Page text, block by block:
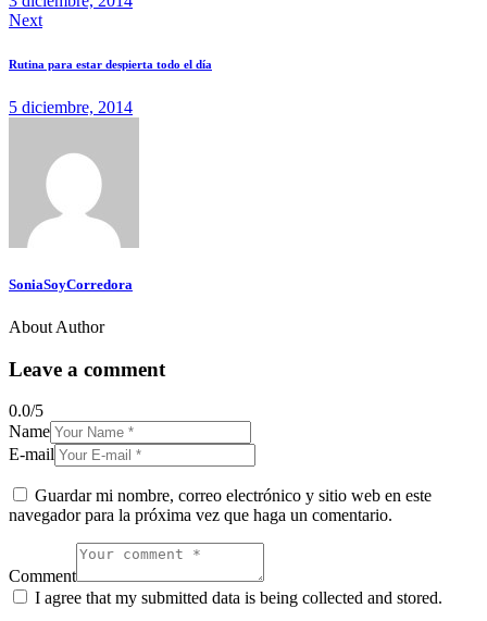
Next
Rutina para estar despierta todo el día
5 diciembre, 2014
SoniaSoyCorredora
About Author
Leave a comment
0.0/5
Name
E-mail
Guardar mi nombre, correo electrónico y sitio web en este
navegador para la próxima vez que haga un comentario.
Comment
I agree that my submitted data is being collected and stored.